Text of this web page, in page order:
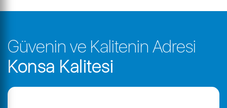
Güvenin ve Kalitenin Adresi
Konsa Kalitesi